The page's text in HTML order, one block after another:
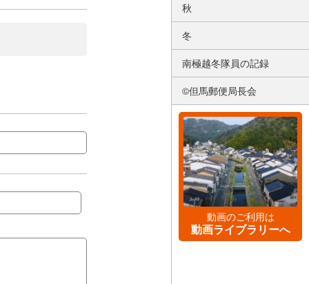
秋
冬
南極越冬隊員の記録
©但馬郵便局長会
動画のご利用は
動画ライブラリーへ